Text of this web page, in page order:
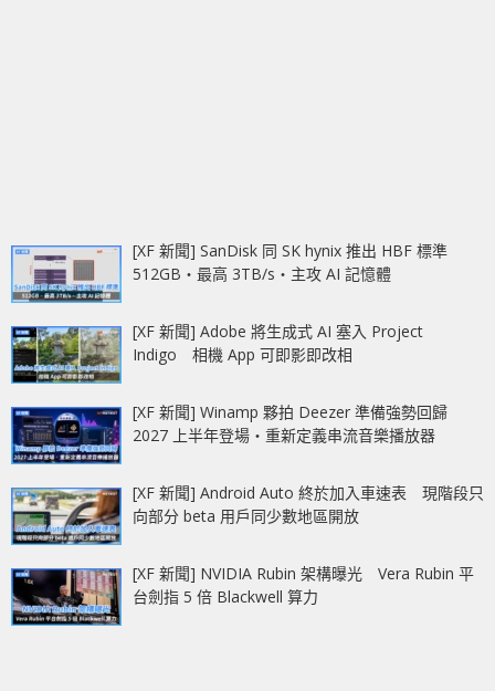
[XF 新聞] SanDisk 同 SK hynix 推出 HBF 標準
512GB‧最高 3TB/s‧主攻 AI 記憶體
[XF 新聞] Adobe 將生成式 AI 塞入 Project
Indigo 相機 App 可即影即改相
[XF 新聞] Winamp 夥拍 Deezer 準備強勢回歸
2027 上半年登場‧重新定義串流音樂播放器
[XF 新聞] Android Auto 終於加入車速表 現階段只
向部分 beta 用戶同少數地區開放
[XF 新聞] NVIDIA Rubin 架構曝光 Vera Rubin 平
台劍指 5 倍 Blackwell 算力